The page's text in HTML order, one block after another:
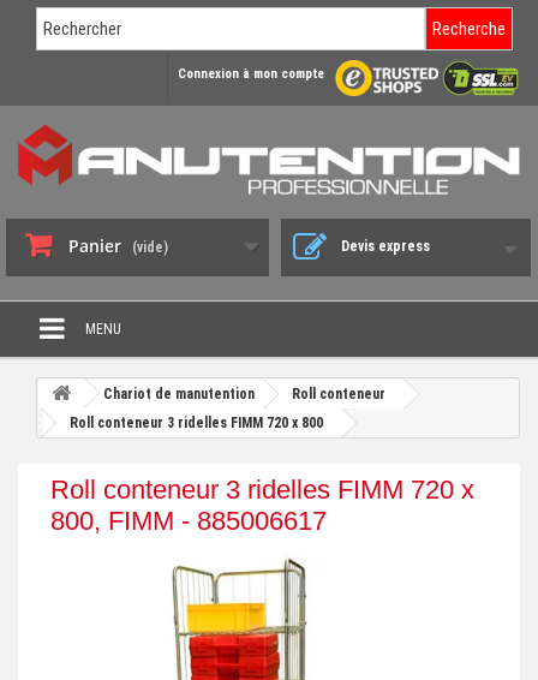
Recherche
Connexion à mon compte
Panier (vide) Devis express
MENU
PROMO DÉSTOCKAGE
CHARIOT DE MANUTENTION
BENNE BASCULANTE
ROULEUR ET PLATEAU ROULANT
TRANSPALETTE ET PALETTAGE
Chariot de manutention
Roll conteneur
Roll conteneur 3 ridelles FIMM 720 x 800
Roll conteneur 3 ridelles FIMM 720 x
800, FIMM - 885006617